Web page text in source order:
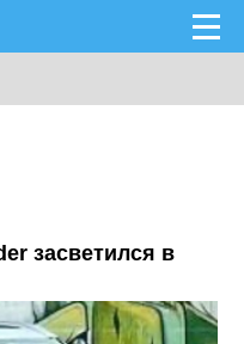
засветился в